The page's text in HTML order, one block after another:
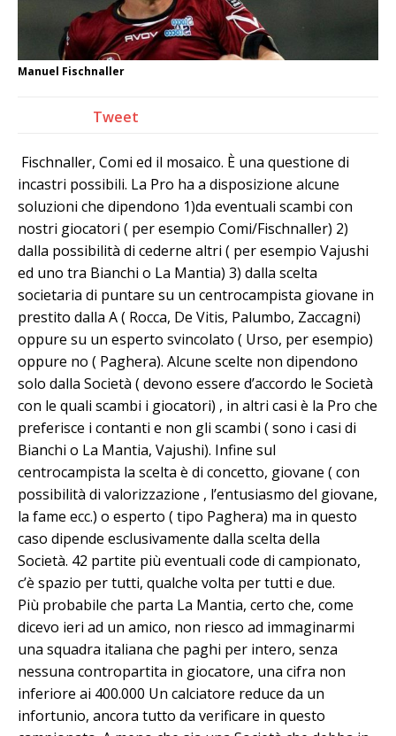
Manuel Fischnaller
Tweet
Fischnaller, Comi ed il mosaico. È una questione di
incastri possibili. La Pro ha a disposizione alcune
soluzioni che dipendono 1)da eventuali scambi con
nostri giocatori ( per esempio Comi/Fischnaller) 2)
dalla possibilità di cederne altri ( per esempio Vajushi
ed uno tra Bianchi o La Mantia) 3) dalla scelta
societaria di puntare su un centrocampista giovane in
prestito dalla A ( Rocca, De Vitis, Palumbo, Zaccagni)
oppure su un esperto svincolato ( Urso, per esempio)
oppure no ( Paghera). Alcune scelte non dipendono
solo dalla Società ( devono essere d’accordo le Società
con le quali scambi i giocatori) , in altri casi è la Pro che
preferisce i contanti e non gli scambi ( sono i casi di
Bianchi o La Mantia, Vajushi). Infine sul
centrocampista la scelta è di concetto, giovane ( con
possibilità di valorizzazione , l’entusiasmo del giovane,
la fame ecc.) o esperto ( tipo Paghera) ma in questo
caso dipende esclusivamente dalla scelta della
Società. 42 partite più eventuali code di campionato,
c’è spazio per tutti, qualche volta per tutti e due.
Più probabile che parta La Mantia, certo che, come
dicevo ieri ad un amico, non riesco ad immaginarmi
una squadra italiana che paghi per intero, senza
nessuna contropartita in giocatore, una cifra non
inferiore ai 400.000 Un calciatore reduce da un
infortunio, ancora tutto da verificare in questo